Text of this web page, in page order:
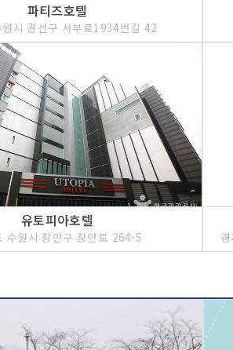
파티즈호텔
원시 권선구 서부로1934번길 42
유토피아호텔
수원시 장안구 장안로 264-5